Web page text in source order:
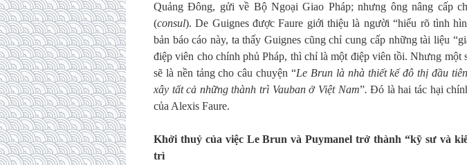
Quảng Đông, gửi về Bộ Ngoại Giao Pháp; nhưng ông nâng cấp
(consul). De Guignes được Faure giới thiệu là người “hiểu rõ tình
bản báo cáo này, ta thấy Guignes cũng chỉ cung cấp những tài liệu
điệp viên cho chính phủ Pháp, thì chỉ là một điệp viên tồi. Nhưng một
sẽ là nền tảng cho câu chuyện “Le Brun là nhà thiết kế đô thị đầu
xây tất cả những thành trì Vauban ở Việt Nam”.Đó là hai tác hại
của Alexis Faure.
Khởi thuỷ của việc Le Brun và Puymanel trở thành “kỹ sư và
trì